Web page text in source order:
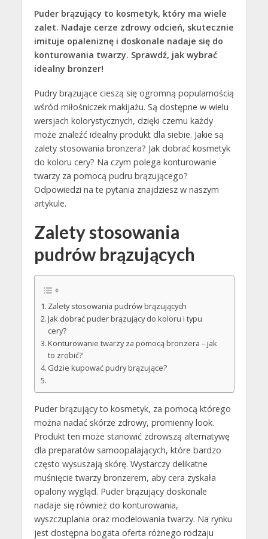
Puder brązujący to kosmetyk, który ma wiele
zalet. Nadaje cerze zdrowy odcień, skutecznie
imituje opaleniznę i doskonale nadaje się do
konturowania twarzy. Sprawdź, jak wybrać
idealny bronzer!
Pudry brązujące cieszą się ogromną popularnością
wśród miłośniczek makijażu. Są dostępne w wielu
wersjach kolorystycznych, dzięki czemu każdy
może znaleźć idealny produkt dla siebie. Jakie są
zalety stosowania bronzera? Jak dobrać kosmetyk
do koloru cery? Na czym polega konturowanie
twarzy za pomocą pudru brązującego?
Odpowiedzi na te pytania znajdziesz w naszym
artykule.
Zalety stosowania
pudrów brązujących
Zalety stosowania pudrów brązujących
Jak dobrać puder brązujący do koloru i typu
cery?
Konturowanie twarzy za pomocą bronzera – jak
to zrobić?
Gdzie kupować pudry brązujące?
Puder brązujący to kosmetyk, za pomocą którego
można nadać skórze zdrowy, promienny look.
Produkt ten może stanowić zdrowszą alternatywę
dla preparatów samoopalających, które bardzo
często wysuszają skórę. Wystarczy delikatne
muśnięcie twarzy bronzerem, aby cera zyskała
opalony wygląd. Puder brązujący doskonale
nadaje się również do konturowania,
wyszczuplania oraz modelowania twarzy. Na rynku
jest dostępna bogata oferta różnego rodzaju